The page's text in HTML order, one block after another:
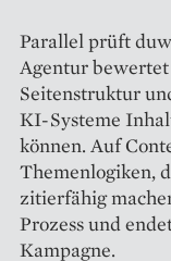
Parallel prüft
Agentur
Seitenstruktur
KI-Systeme
können. Auf
Themenlogiken,
zitierfähig
Prozess und
Kampagne.